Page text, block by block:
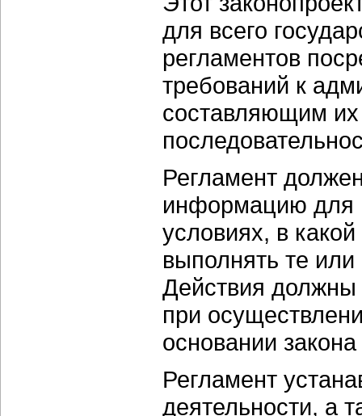
для всего
регламентов
требований к
составляющим
Регламент
информацию для
условиях, в
выполнять те
Действия должны
при
основании
Регламент
деятельности, а